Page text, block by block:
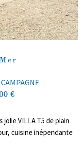
€
jolie VILLA T5 de plain
cuisine inépendante